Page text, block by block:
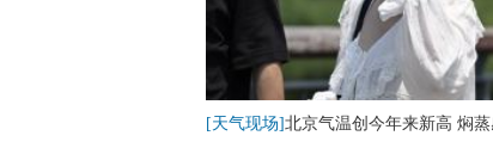
[天气现场]北京气温创今年来新高 焖